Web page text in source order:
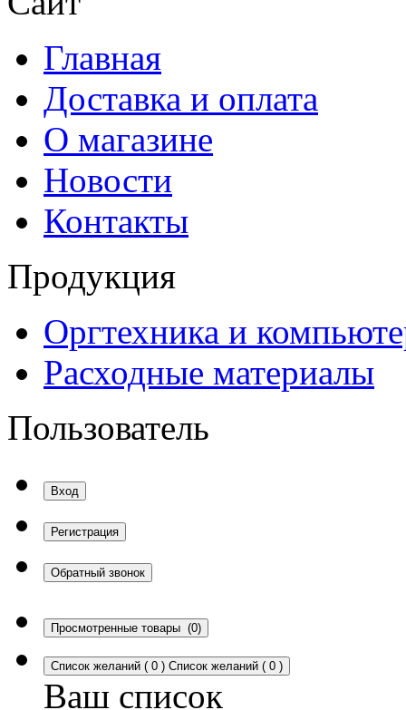
Главная
Доставка и оплата
О магазине
Новости
Контакты
Продукция
Оргтехника и
Расходные материалы
Пользователь
Вход
Регистрация
Обратный звонок
Просмотренные товары (0)
Список желаний ( 0 ) Список желаний ( 0 )
Ваш список